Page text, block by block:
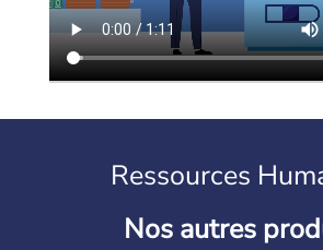
Ressources
Nos autres